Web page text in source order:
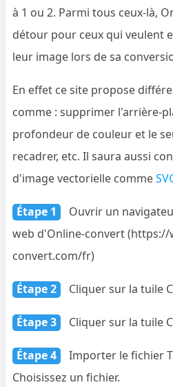
à 1 ou 2. Parmi tous ceux-là,
détour pour ceux qui veulent
leur image lors de sa
En effet ce site propose
comme : supprimer l'arrière-
profondeur de couleur et le
recadrer, etc. Il saura aussi
d'image vectorielle comme
Étape 1
Ouvrir un
web d'Online-convert (https://
convert.com/fr)
Étape 2 Cliquer sur la tuile
Étape 3 Cliquer sur la tuile
Étape 4
Importer le fichier
Choisissez un fichier.